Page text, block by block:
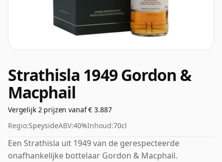
Strathisla 1949 Gordon &
Macphail
Vergelijk 2 prijzen vanaf € 3.887
Regio:SpeysideABV:40%Inhoud:70cl
Een Strathisla uit 1949 van de gerespecteerde
onafhankelijke bottelaar Gordon & Macphail.